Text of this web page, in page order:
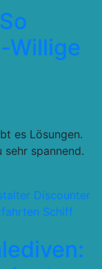
Willige
es Lösungen.
spannend.
Discounter
Schiff